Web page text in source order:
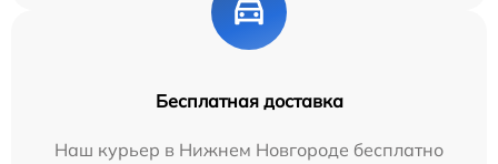
Бесплатная доставка
Наш курьер в Нижнем Новгороде бесплатно